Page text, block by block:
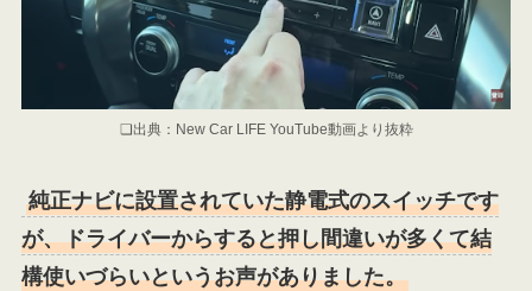
❏出典：New Car LIFE YouTube動画より抜粋
純正ナビに設置されていた静電式のスイッチです
が、ドライバーからすると押し間違いが多くて結
構使いづらいというお声がありました。